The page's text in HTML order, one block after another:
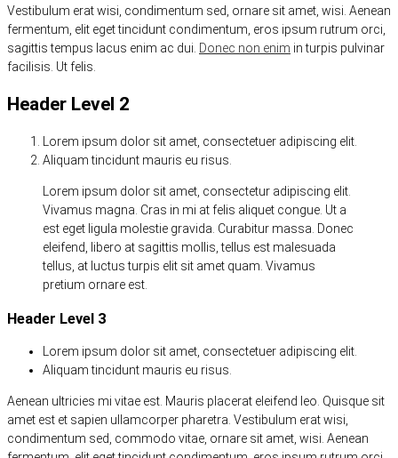
Vestibulum erat wisi, condimentum sed, ornare sit amet, wisi. Aenean
fermentum, elit eget tincidunt condimentum, eros ipsum rutrum orci,
sagittis tempus lacus enim ac dui. Donec non enim in turpis pulvinar
facilisis. Ut felis.
Header Level 2
Lorem ipsum dolor sit amet, consectetuer adipiscing elit.
Aliquam tincidunt mauris eu risus.
Lorem ipsum dolor sit amet, consectetur adipiscing elit.
Vivamus magna. Cras in mi at felis aliquet congue. Ut a
est eget ligula molestie gravida. Curabitur massa. Donec
eleifend, libero at sagittis mollis, tellus est malesuada
tellus, at luctus turpis elit sit amet quam. Vivamus
pretium ornare est.
Header Level 3
Lorem ipsum dolor sit amet, consectetuer adipiscing elit.
Aliquam tincidunt mauris eu risus.
Aenean ultricies mi vitae est. Mauris placerat eleifend leo. Quisque sit
amet est et sapien ullamcorper pharetra. Vestibulum erat wisi,
condimentum sed, commodo vitae, ornare sit amet, wisi. Aenean